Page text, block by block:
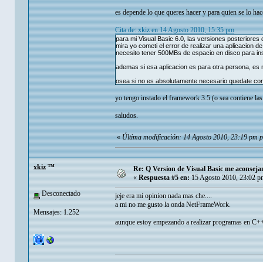
es depende lo que queres hacer y para quien se lo
Cita de: xkiz en 14 Agosto 2010, 15:35 pm
para mi Visual Basic 6.0, las versiones
mira yo cometi el error de realizar una aplicacion
necesito tener 500MBs de espacio en disco para
ademas si esa aplicacion es para otra persona, es
osea si no es absolutamente necesario quedate
yo tengo instado el framework 3.5 (o sea contiene
saludos.
«Última modificación: 14 Agosto 2010, 23:19 pm
xkiz ™
Desconectado
Mensajes: 1.252
Re: Q Version de Visual Basic me
« Respuesta #5 en: 15 Agosto 2010, 23:02
jeje era mi opinion nada mas che....
a mi no me gusto la onda NetFrameWork.
aunque estoy empezando a realizar programas en